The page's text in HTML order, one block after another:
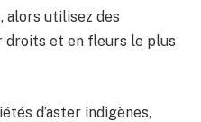
alors utilisez des
et en fleurs le plus
d’aster indigènes,